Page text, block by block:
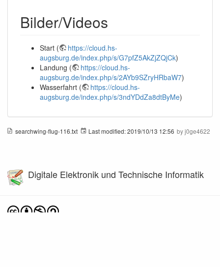
Bilder/Videos
Start (
https://cloud.hs-
augsburg.de/index.php/s/G7pfZ5AkZjZQjCk)
Landung (
https://cloud.hs-
augsburg.de/index.php/s/2AYb9SZryHRbaW7)
Wasserfahrt (
https://cloud.hs-
augsburg.de/index.php/s/3ndYDdZa8dtByMe)
searchwing-flug-116.txt Last modified:2019/10/13 12:56 byj0ge4622
Digitale Elektronik und Technische Informatik